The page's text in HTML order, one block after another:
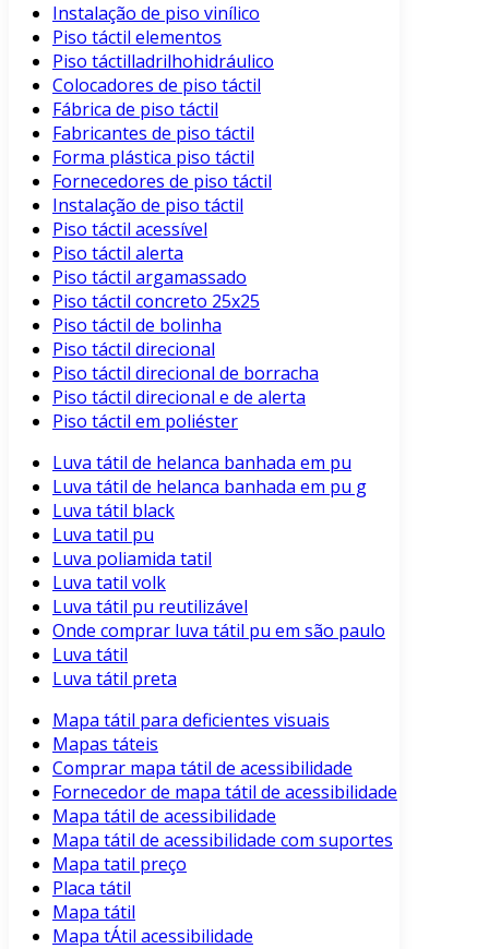
Instalação de piso vinílico
Piso táctil elementos
Piso táctilladrilhohidráulico
Colocadores de piso táctil
Fábrica de piso táctil
Fabricantes de piso táctil
Forma plástica piso táctil
Fornecedores de piso táctil
Instalação de piso táctil
Piso táctil acessível
Piso táctil alerta
Piso táctil argamassado
Piso táctil concreto 25x25
Piso táctil de bolinha
Piso táctil direcional
Piso táctil direcional de borracha
Piso táctil direcional e de alerta
Piso táctil em poliéster
Luva tátil de helanca banhada em pu
Luva tátil de helanca banhada em pu g
Luva tátil black
Luva tatil pu
Luva poliamida tatil
Luva tatil volk
Luva tátil pu reutilizável
Onde comprar luva tátil pu em são paulo
Luva tátil
Luva tátil preta
Mapa tátil para deficientes visuais
Mapas táteis
Comprar mapa tátil de acessibilidade
Fornecedor de mapa tátil de acessibilidade
Mapa tátil de acessibilidade
Mapa tátil de acessibilidade com suportes
Mapa tatil preço
Placa tátil
Mapa tátil
Mapa tÁtil acessibilidade